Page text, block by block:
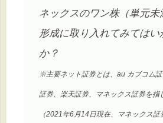
ネックスのワン株（単元未
形成に取り入れてみてはい
か？
※主要ネット証券とは、au カブコム
証券、楽天証券、マネックス証券を指
（2021年6月14日現在、マネックス証